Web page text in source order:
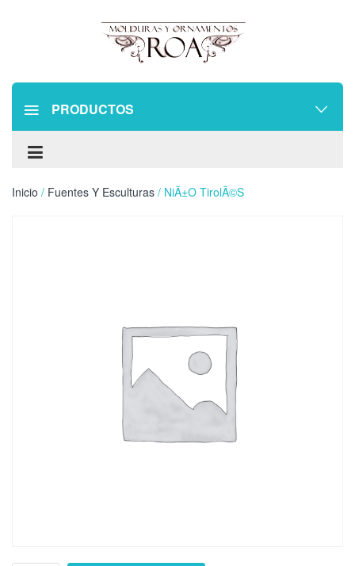
PRODUCTOS
Inicio / Fuentes Y Esculturas / NiÃ±o TirolÃ©s